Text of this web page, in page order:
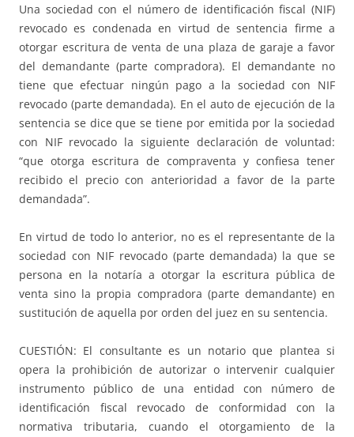
Una sociedad con el número de identificación fiscal (NIF)
revocado es condenada en virtud de sentencia firme a
otorgar escritura de venta de una plaza de garaje a favor
del demandante (parte compradora). El demandante no
tiene que efectuar ningún pago a la sociedad con NIF
revocado (parte demandada). En el auto de ejecución de la
sentencia se dice que se tiene por emitida por la sociedad
con NIF revocado la siguiente declaración de voluntad:
“que otorga escritura de compraventa y confiesa tener
recibido el precio con anterioridad a favor de la parte
demandada”.
En virtud de todo lo anterior, no es el representante de la
sociedad con NIF revocado (parte demandada) la que se
persona en la notaría a otorgar la escritura pública de
venta sino la propia compradora (parte demandante) en
sustitución de aquella por orden del juez en su sentencia.
CUESTIÓN: El consultante es un notario que plantea si
opera la prohibición de autorizar o intervenir cualquier
instrumento público de una entidad con número de
identificación fiscal revocado de conformidad con la
normativa tributaria, cuando el otorgamiento de la